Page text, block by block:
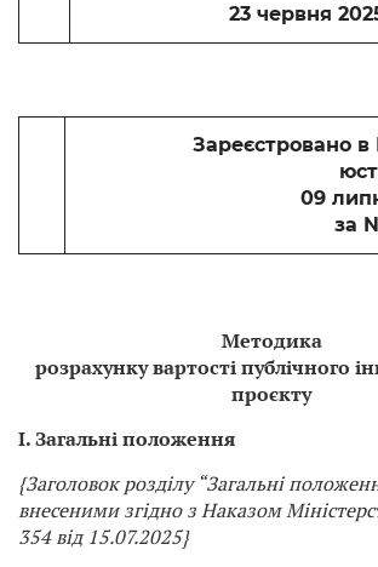
23 червня
Зареєстровано в
09
за
Методика
розрахунку вартості публічного
проєкту
I. Загальні положення
{Заголовок розділу “Загальні
внесеними згідно з Наказом
354 від 15.07.2025}